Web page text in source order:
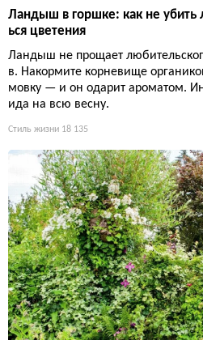
Ландыш в горшке: как не убить
ься цветения
Ландыш не прощает
в. Накормите корневище
мовку — и он одарит ароматом.
ида на всю весну.
Стиль жизни 18 135